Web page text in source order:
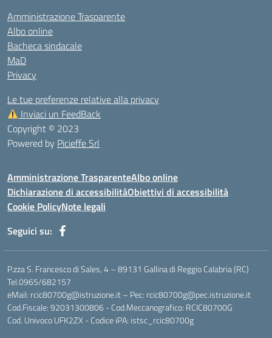
Amministrazione Trasparente
Albo online
Bacheca sindacale
MaD
Privacy
Le tue preferenze relative alla privacy
Inviaci un FeedBack
Copyright © 2023
Powered by Picieffe Srl
Amministrazione TrasparenteAlbo online
Dichiarazione di accessibilitàObiettivi di accessibilità
Cookie PolicyNote legali
Seguici su:
P.zza S. Francesco di Sales, 4 – 89131 Gallina di Reggio Calabria (RC)
Tel.0965/682157
eMail: rcic80700g@istruzione.it – Pec: rcic80700g@pec.istruzione.it
Cod.Fiscale: 92031300806 - Cod.Meccanografico: RCIC80700G
Cod. Univoco UFK2ZX - Codice iPA: istsc_rcic80700g